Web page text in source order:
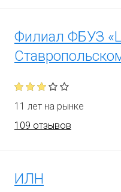
Филиал ФБУЗ
11 лет на рынке
109 отзывов
ИЛН